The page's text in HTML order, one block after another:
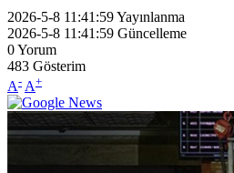
2026-5-8 11:41:59Yayınlanma
2026-5-8 11:41:59 Güncelleme
0Yorum
483 Gösterim
A- A+